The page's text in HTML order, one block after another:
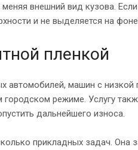
внешний вид кузова.
и не выделяется на
пленкой
автомобилей, машин с низкой
городском режиме. Услугу
дальнейшего износа.
прикладных задач. Она